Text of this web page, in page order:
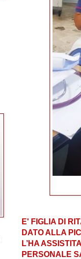
E' FIGLIA DI
DATO ALLA
L’HA
PERSONALE